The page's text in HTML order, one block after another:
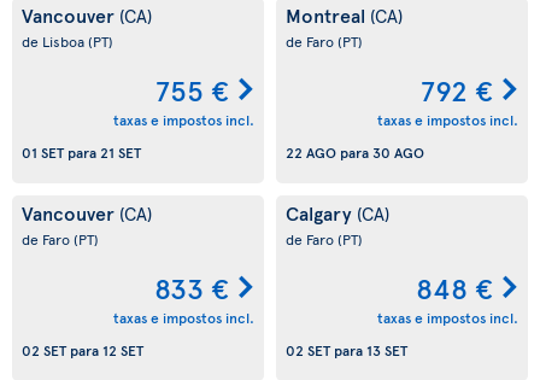
Vancouver (CA)
de Lisboa(PT)
755 €
taxas e impostos incl.
01 SETpara21 SET
Montreal (CA)
de Faro(PT)
792 €
taxas e impostos incl.
22 AGO para 30 AGO
Vancouver (CA)
de Faro(PT)
833 €
taxas e impostos incl.
02 SETpara 12 SET
Calgary (CA)
de Faro(PT)
848 €
taxas e impostos incl.
02 SETpara 13 SET